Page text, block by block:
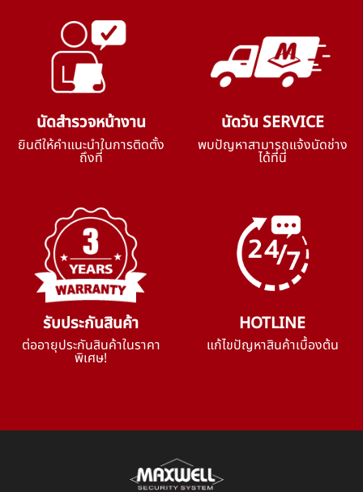
นัดสำรวจหน้างาน
ยินดีให้คำแนะนำในการติดตั้ง
ถึงที่
นัดวัน SERVICE
พบปัญหาสามารถแจ้งนัดช่าง
ได้ที่นี่
รับประกันสินค้า
ต่ออายุประกันสินค้าในราคา
พิเศษ!
HOTLINE
แก้ไขปัญหาสินค้าเบื้องต้น